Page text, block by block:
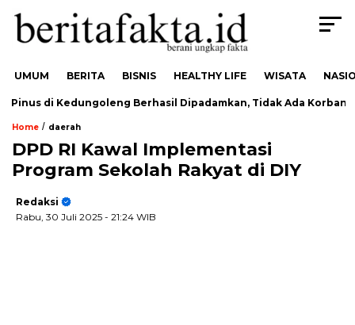
UMUM BERITA BISNIS HEALTHY LIFE WISATA
di Kedungoleng Berhasil Dipadamkan, Tidak Ada Korban
Home / daerah
DPD RI Kawal Implementasi
Program Sekolah Rakyat di DIY
Redaksi
Rabu, 30 Juli 2025 - 21:24 WIB